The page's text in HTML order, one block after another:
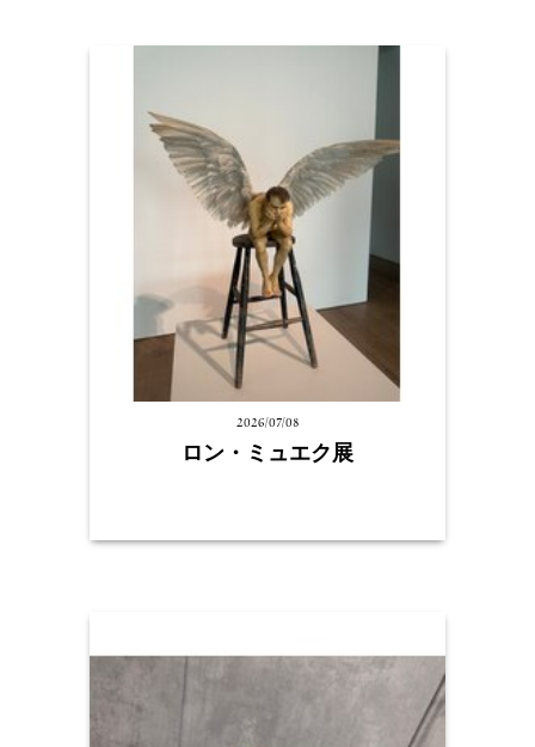
2026/07/08
ロン・ミュエク展